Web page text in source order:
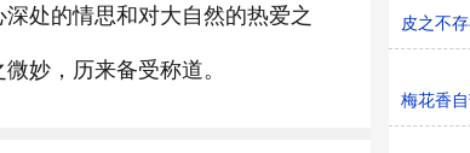
处的情思和对大自然的热爱之
妙，历来备受称道。
皮之不
梅花香